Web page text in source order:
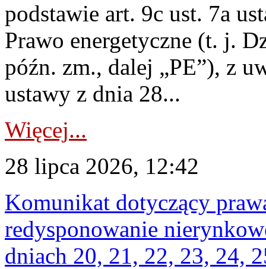
podstawie art. 9c ust. 7a
Prawo energetyczne (t. j.
późn. zm., dalej „PE”), z
ustawy z dnia 28...
Więcej...
28 lipca 2026, 12:42
Komunikat dotyczący
redysponowanie
dniach 20, 21, 22, 23, 24,